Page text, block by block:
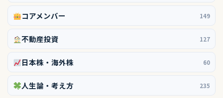
コアメンバー 149
不動産投資 127
日本株・海外株 60
人生論・考え方 235